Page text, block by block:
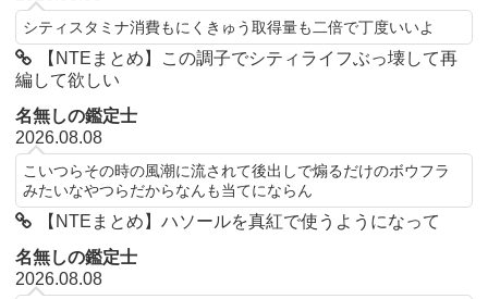
シティスタミナ消費もにくきゅう取得量も二倍で丁度いいよ
【NTEまとめ】この調子でシティライフぶっ壊して再
編して欲しい
名無しの鑑定士
2026.08.08
こいつらその時の風潮に流されて後出しで煽るだけのボウフラ
みたいなやつらだからなんも当てにならん
【NTEまとめ】ハソールを真紅で使うようになって
名無しの鑑定士
2026.08.08